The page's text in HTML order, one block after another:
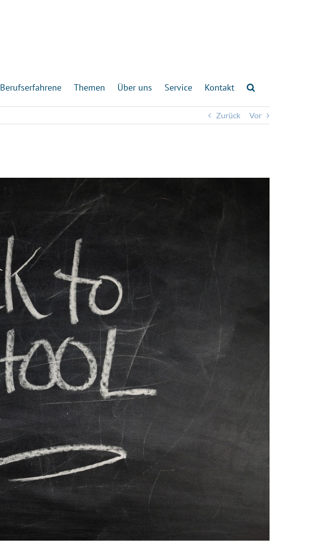
Berufserfahrene Themen Über uns Service Kontakt
Zurück Vor